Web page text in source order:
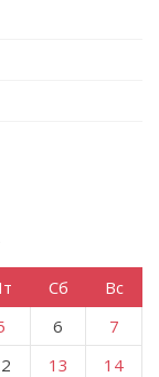
Сб
Вс
6
7
13
14